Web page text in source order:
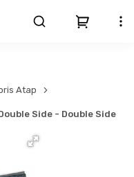
Kimia
Atap
Side - Double Side